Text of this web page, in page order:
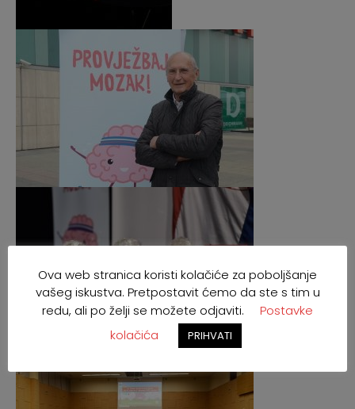
Ova web stranica koristi kolačiće za poboljšanje
vašeg iskustva. Pretpostavit ćemo da ste s tim u
redu, ali po želji se možete odjaviti.
Postavke
kolačića
PRIHVATI